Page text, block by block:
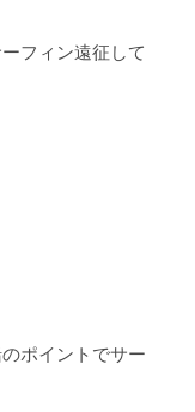
フィン遠征して
ポイントでサー